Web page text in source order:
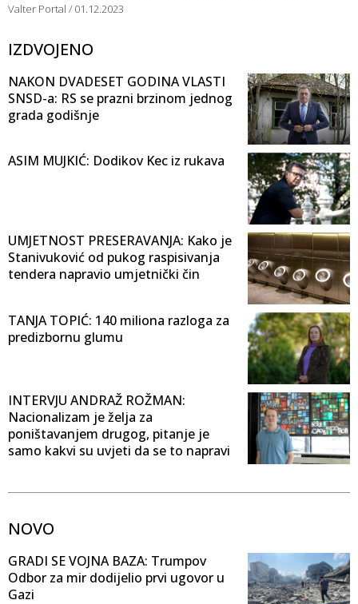
Valter Portal 01.12.2023
IZDVOJENO
NAKON DVADESET GODINA VLASTI
SNSD-a: RS se prazni brzinom jednog
grada godišnje
ASIM MUJKIĆ: Dodikov Kec iz rukava
UMJETNOST PRESERAVANJA: Kako je
Stanivuković od pukog raspisivanja
tendera napravio umjetnički čin
TANJA TOPIĆ: 140 miliona razloga za
predizbornu glumu
INTERVJU ANDRAŽ ROŽMAN:
Nacionalizam je želja za
poništavanjem drugog, pitanje je
samo kakvi su uvjeti da se to napravi
NOVO
GRADI SE VOJNA BAZA: Trumpov
Odbor za mir dodijelio prvi ugovor u
Gazi